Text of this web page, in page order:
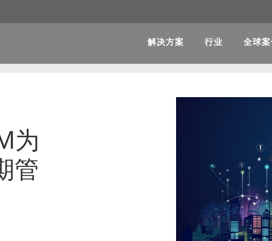
解决方案 行业 全球
为
管